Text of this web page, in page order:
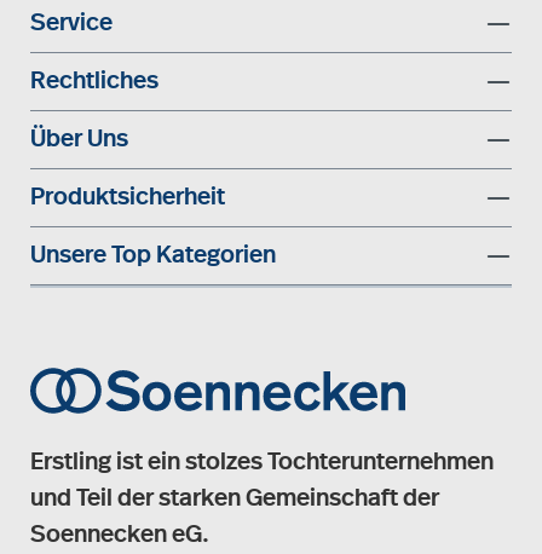
Service
Rechtliches
Über Uns
Produktsicherheit
Unsere Top Kategorien
Erstling ist ein stolzes Tochterunternehmen
und Teil der starken Gemeinschaft der
Soennecken eG.